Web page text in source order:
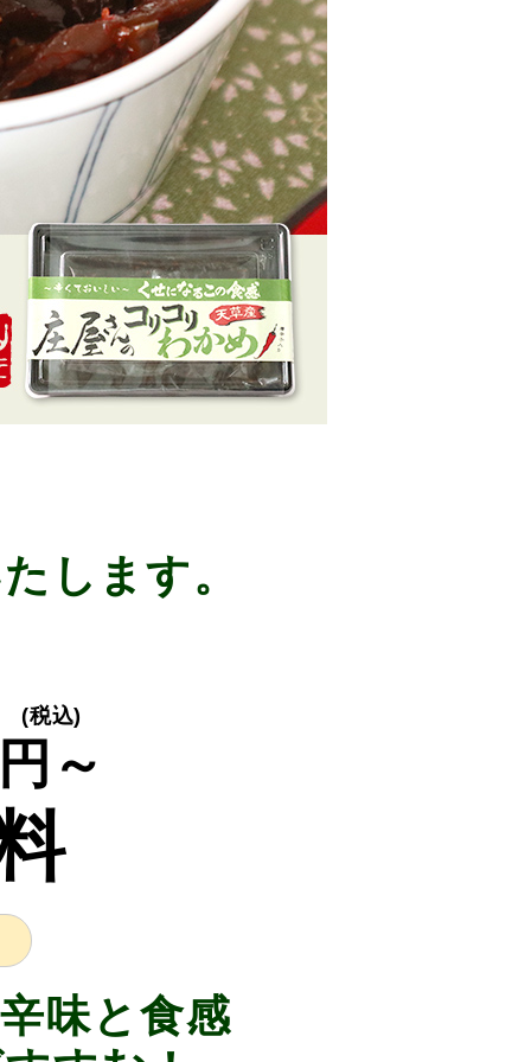
します。
～
(税込)
味と食感